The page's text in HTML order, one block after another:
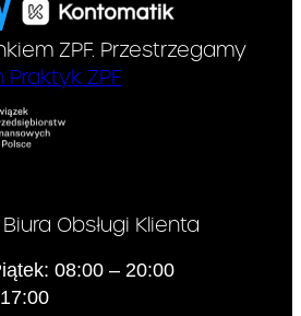
*
ZPF. Przestrzegamy
ZPF
Obsługi Klienta
08:00 – 20:00